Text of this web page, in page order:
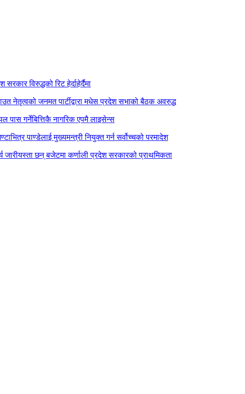
सरकार विरुद्धको रिट हेर्दाहेर्दैमा
नेतृत्वको जनमत पार्टीद्वारा मधेस प्रदेश सभाको बैठक अवरुद्ध
पास गर्नेबित्तिकै नागरिक एपमै लाइसेन्स
पाण्डेलाई मुख्यमन्त्री नियुक्त गर्न सर्वोच्चको परमादेश
जारीयस्ता छन् बजेटमा कर्णाली प्रदेश सरकारको प्राथमिकता